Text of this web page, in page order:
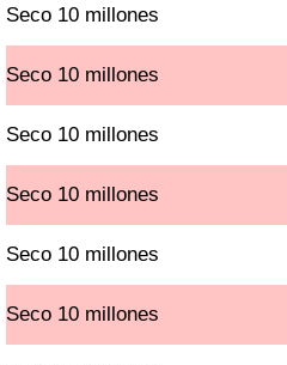
Seco 10 millones
Seco 10 millones
Seco 10 millones
Seco 10 millones
Seco 10 millones
Seco 10 millones